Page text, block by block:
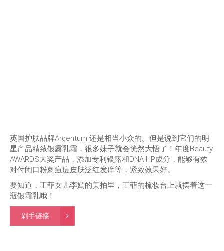
英国护肤品牌Argentum 还是相当小众的。但是说到它们的明
星产品精致银露乳霜，很多妹子就会恍然大悟了！年度Beauty
AWARDS大奖产品，添加专利银露和DNA HP成分，能够有效
对付闭口粉刺痘痘皮肤泛红发痒等，紧致效果好。
要知道，王菲女儿李嫣的美拍里，王菲的梳妆台上就摆着这一
瓶银霜乳哦！
剁手链接